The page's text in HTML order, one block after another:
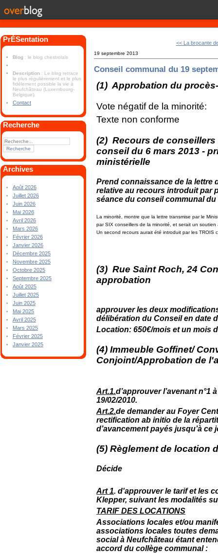
PrÉSentation
Blog : le blog chestrolais
Description : Le blog retrace
le plus régulièrement et le plus
fidèlement possible la vie à
Neufchâteau (Luxembourg-
Belgique).
Contact
Recherche
Archives
Août 2026
Juillet 2026
Juin 2026
Mai 2026
Avril 2026
Mars 2026
Février 2026
Janvier 2026
Décembre 2025
Novembre 2025
Octobre 2025
Septembre 2025
Août 2025
Juillet 2025
Juin 2025
Mai 2025
Avril 2025
Mars 2025
Février 2025
Janvier 2025
<< La brocante
19 septembre 2013
Conseil communal du 19
(1) Approbation du
Vote négatif de la minorité:
Texte non conforme
(2) Recours de
conseil du 6 mars 2013 -
ministérielle
Prend connaissance de la lettre
relative au recours introduit par
séance du conseil communal du
La minorité, montre que la lettre transmise par le
par SIX conseillers de la minorité, et serait un
Un second recours aurait été introduit par les TROIS
(3) Rue Saint Roch, 24
approbation
approuver les deux
délibération du Conseil en date
Location: 650€/mois et un mois
(4) Immeuble Goffinet/
Conjoint/Approbation de
Art.1.d’approuver l’avenant
19/02/2010.
Art.2.de demander au Foyer
rectification ab initio de la
d’avancement payés jusqu’à ce
(5) Règlement de location
Décide
Art 1. d'approuver le tarif et les
Klepper, suivant les modalités
TARIF DES LOCATIONS
Associations locales et/ou
associations locales toutes
social à Neufchâteau étant
accord du collège communal :